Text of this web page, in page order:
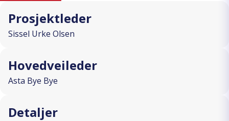
Prosjektleder
Sissel Urke Olsen
Hovedveileder
Asta Bye Bye
Detaljer